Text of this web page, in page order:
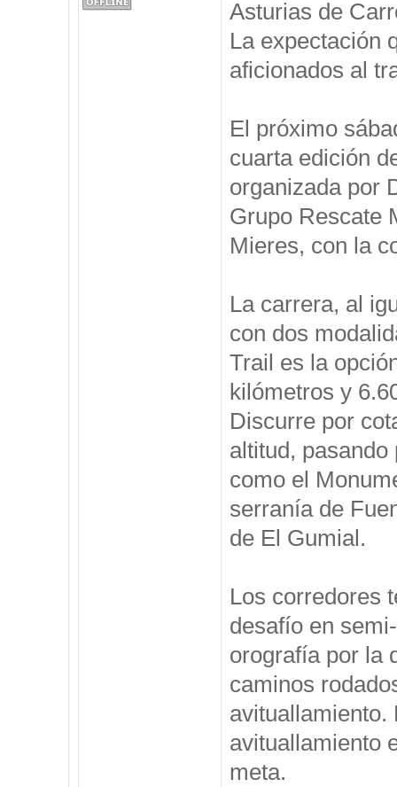
Asturias de
La expectación
aficionados al
El próximo
cuarta edición
organizada por
Grupo Rescate
Mieres, con la
La carrera, al
con dos
Trail es la
kilómetros y
Discurre por
altitud,
como el
serranía de
de El Gumial.
Los corredores
desafío en
orografía por la
caminos
avituallamiento.
avituallamiento
meta.